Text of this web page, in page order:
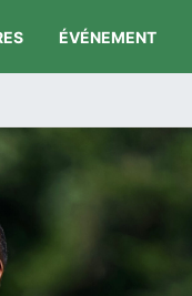
ÉVÉNEMENT